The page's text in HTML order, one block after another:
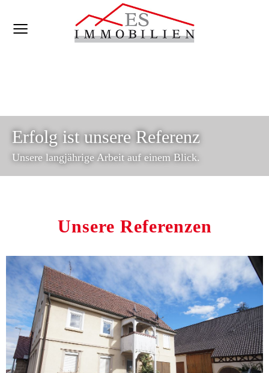
Erfolg ist unsere Referenz
Unsere langjährige Arbeit auf einem Blick.
Unsere Referenzen